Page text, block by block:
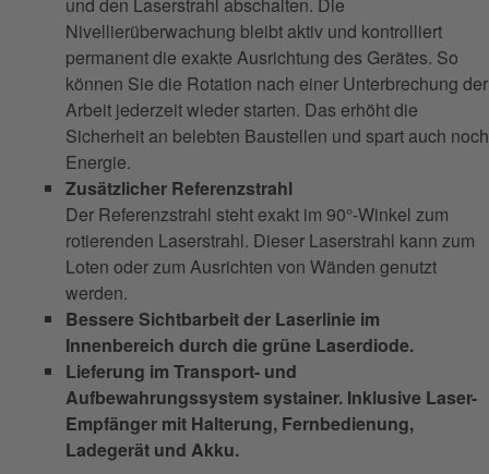
Nivellierüberwachung bleibt aktiv und kontrolliert
permanent die exakte Ausrichtung des Gerätes. So
können Sie die Rotation nach einer Unterbrechung der
Arbeit jederzeit wieder starten. Das erhöht die
Sicherheit an belebten Baustellen und spart auch noch
Energie.
Zusätzlicher Referenzstrahl
Der Referenzstrahl steht exakt im 90°-Winkel zum
rotierenden Laserstrahl. Dieser Laserstrahl kann zum
Loten oder zum Ausrichten von Wänden genutzt
werden.
Bessere Sichtbarbeit der Laserlinie im
Innenbereich durch die grüne Laserdiode.
Lieferung im Transport- und
Aufbewahrungssystem systainer. Inklusive Laser-
Empfänger mit Halterung, Fernbedienung,
Ladegerät und Akku.